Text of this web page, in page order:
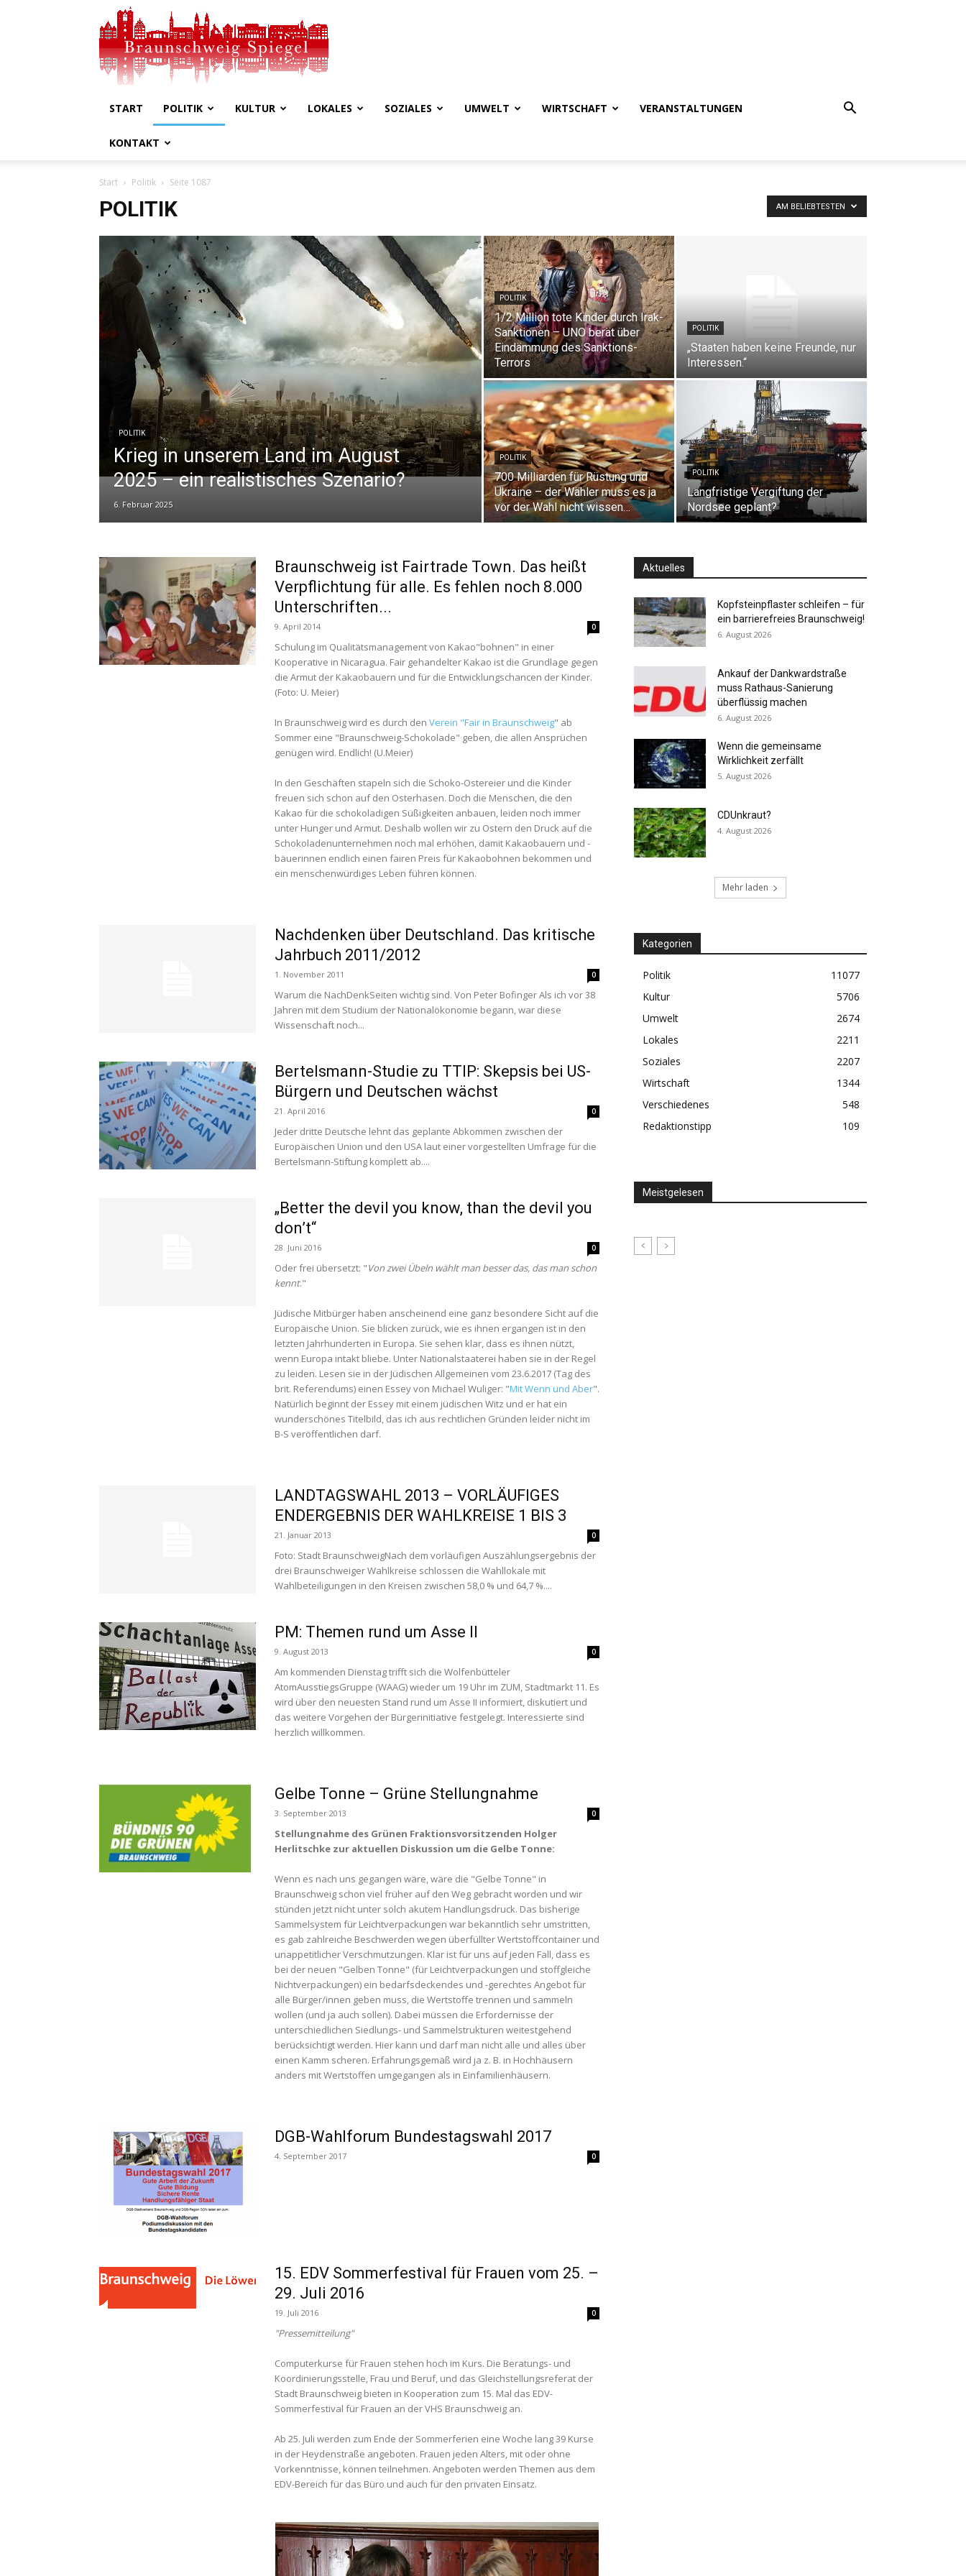
Spiegel
START POLITIK KULTUR LOKALES SOZIALES UMWELT WIRTSCHAFT VERANSTALTUNGEN
KONTAKT
Start Politik Seite 1087
POLITIK AM BELIEBTESTEN
POLITIK
Krieg in unserem Land im August
2025 – ein realistisches Szenario?
6. Februar 2025
POLITIK
1/2 Million tote Kinder durch Irak-
Sanktionen – UNO berät über
Eindämmung des Sanktions-
Terrors
POLITIK
„Staaten haben keine Freunde, nur
Interessen.“
POLITIK
700 Milliarden für Rüstung und
Ukraine – der Wähler muss es ja
vor der Wahl nicht wissen…
POLITIK
Langfristige Vergiftung der
Nordsee geplant?
Braunschweig ist Fairtrade Town. Das heißt
Verpflichtung für alle. Es fehlen noch 8.000
Unterschriften...
9. April 2014 0
Schulung im Qualitätsmanagement von Kakao"bohnen" in einer
Kooperative in Nicaragua. Fair gehandelter Kakao ist die Grundlage gegen
die Armut der Kakaobauern und für die Entwicklungschancen der Kinder.
(Foto: U. Meier)
In Braunschweig wird es durch den Verein "Fair in Braunschweig" ab
Sommer eine "Braunschweig-Schokolade" geben, die allen Ansprüchen
genügen wird. Endlich! (U.Meier)
In den Geschäften stapeln sich die Schoko-Ostereier und die Kinder
freuen sich schon auf den Osterhasen. Doch die Menschen, die den
Kakao für die schokoladigen Süßigkeiten anbauen, leiden noch immer
unter Hunger und Armut. Deshalb wollen wir zu Ostern den Druck auf die
Schokoladenunternehmen noch mal erhöhen, damit Kakaobauern und -
bäuerinnen endlich einen fairen Preis für Kakaobohnen bekommen und
ein menschenwürdiges Leben führen können.
Nachdenken über Deutschland. Das kritische
Jahrbuch 2011/2012
1. November 2011 0
Warum die NachDenkSeiten wichtig sind. Von Peter Bofinger Als ich vor 38
Jahren mit dem Studium der Nationalökonomie begann, war diese
Wissenschaft noch...
Bertelsmann-Studie zu TTIP: Skepsis bei US-
Bürgern und Deutschen wächst
21. April 2016 0
Jeder dritte Deutsche lehnt das geplante Abkommen zwischen der
Europäischen Union und den USA laut einer vorgestellten Umfrage für die
Bertelsmann-Stiftung komplett ab....
„Better the devil you know, than the devil you
don’t“
28. Juni 2016 0
Oder frei übersetzt: "Von zwei Übeln wählt man besser das, das man schon
kennt."
Jüdische Mitbürger haben anscheinend eine ganz besondere Sicht auf die
Europäische Union. Sie blicken zurück, wie es ihnen ergangen ist in den
letzten Jahrhunderten in Europa. Sie sehen klar, dass es ihnen nützt,
wenn Europa intakt bliebe. Unter Nationalstaaterei haben sie in der Regel
zu leiden. Lesen sie in der Jüdischen Allgemeinen vom 23.6.2017 (Tag des
brit. Referendums) einen Essey von Michael Wuliger: "Mit Wenn und Aber".
Natürlich beginnt der Essey mit einem jüdischen Witz und er hat ein
wunderschönes Titelbild, das ich aus rechtlichen Gründen leider nicht im
B-S veröffentlichen darf.
LANDTAGSWAHL 2013 – VORLÄUFIGES
ENDERGEBNIS DER WAHLKREISE 1 BIS 3
21. Januar 2013 0
Foto: Stadt BraunschweigNach dem vorläufigen Auszählungsergebnis der
drei Braunschweiger Wahlkreise schlossen die Wahllokale mit
Wahlbeteiligungen in den Kreisen zwischen 58,0 % und 64,7 %....
PM: Themen rund um Asse II
9. August 2013 0
Am kommenden Dienstag trifft sich die Wolfenbütteler
AtomAusstiegsGruppe (WAAG) wieder um 19 Uhr im ZUM, Stadtmarkt 11. Es
wird über den neuesten Stand rund um Asse II informiert, diskutiert und
das weitere Vorgehen der Bürgerinitiative festgelegt. Interessierte sind
herzlich willkommen.
Gelbe Tonne – Grüne Stellungnahme
3. September 2013 0
Stellungnahme des Grünen Fraktionsvorsitzenden Holger
Herlitschke zur aktuellen Diskussion um die Gelbe Tonne:
Wenn es nach uns gegangen wäre, wäre die "Gelbe Tonne" in
Braunschweig schon viel früher auf den Weg gebracht worden und wir
stünden jetzt nicht unter solch akutem Handlungsdruck. Das bisherige
Sammelsystem für Leichtverpackungen war bekanntlich sehr umstritten,
es gab zahlreiche Beschwerden wegen überfüllter Wertstoffcontainer und
unappetitlicher Verschmutzungen. Klar ist für uns auf jeden Fall, dass es
bei der neuen "Gelben Tonne" (für Leichtverpackungen und stoffgleiche
Nichtverpackungen) ein bedarfsdeckendes und -gerechtes Angebot für
alle Bürger/innen geben muss, die Wertstoffe trennen und sammeln
wollen (und ja auch sollen). Dabei müssen die Erfordernisse der
unterschiedlichen Siedlungs- und Sammelstrukturen weitestgehend
berücksichtigt werden. Hier kann und darf man nicht alle und alles über
einen Kamm scheren. Erfahrungsgemäß wird ja z. B. in Hochhäusern
anders mit Wertstoffen umgegangen als in Einfamilienhäusern.
DGB-Wahlforum Bundestagswahl 2017
4. September 2017 0
15. EDV Sommerfestival für Frauen vom 25. –
29. Juli 2016
19. Juli 2016 0
"Pressemitteilung"
Computerkurse für Frauen stehen hoch im Kurs. Die Beratungs- und
Koordinierungsstelle, Frau und Beruf, und das Gleichstellungsreferat der
Stadt Braunschweig bieten in Kooperation zum 15. Mal das EDV-
Sommerfestival für Frauen an der VHS Braunschweig an.
Ab 25. Juli werden zum Ende der Sommerferien eine Woche lang 39 Kurse
in der Heydenstraße angeboten. Frauen jeden Alters, mit oder ohne
Vorkenntnisse, können teilnehmen. Angeboten werden Themen aus dem
EDV-Bereich für das Büro und auch für den privaten Einsatz.
Aktuelles
Kopfsteinpflaster schleifen – für
ein barrierefreies Braunschweig!
6. August 2026
Ankauf der Dankwardstraße
muss Rathaus-Sanierung
überflüssig machen
6. August 2026
Wenn die gemeinsame
Wirklichkeit zerfällt
5. August 2026
CDUnkraut?
4. August 2026
Mehr laden
Kategorien
Politik
11077
Kultur
5706
Umwelt
2674
Lokales
2211
Soziales
2207
Wirtschaft
1344
Verschiedenes
548
Redaktionstipp
109
Meistgelesen